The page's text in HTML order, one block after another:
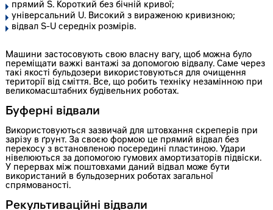
прямий S. Короткий без бічній кривої;
універсальний U. Високий з вираженою кривизною;
відвал S-U середніх розмірів.
Машини застосовують свою власну вагу, щоб можна було
переміщати важкі вантажі за допомогою відвалу. Саме через
такі якості бульдозери використовуються для очищення
території від сміття. Все, що робить техніку незамінною при
великомасштабних будівельних роботах.
Буферні відвали
Використовуються зазвичай для штовхання скреперів при
зарізу в ґрунт. За своєю формою це прямий відвал без
перекосу з встановленою посередині пластиною. Удари
нівелюються за допомогою гумових амортизаторів підвіски.
У перервах між поштовхами даний відвал може бути
використаний в бульдозерних роботах загальної
спрямованості.
Рекультиваційні відвали